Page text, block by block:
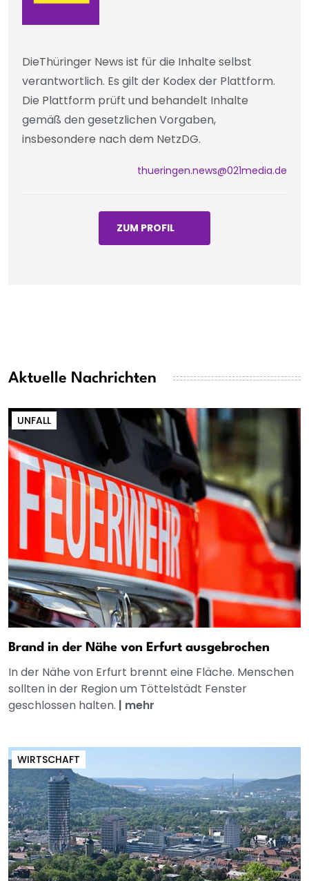
DieThüringer News ist für die Inhalte selbst
verantwortlich. Es gilt der Kodex der Plattform.
Die Plattform prüft und behandelt Inhalte
gemäß den gesetzlichen Vorgaben,
insbesondere nach dem NetzDG.
thueringen.news@021media.de
ZUM PROFIL
Aktuelle Nachrichten
UNFALL
Brand in der Nähe von Erfurt ausgebrochen
In der Nähe von Erfurt brennt eine Fläche. Menschen
sollten in der Region um Töttelstädt Fenster
geschlossen halten. | mehr
WIRTSCHAFT